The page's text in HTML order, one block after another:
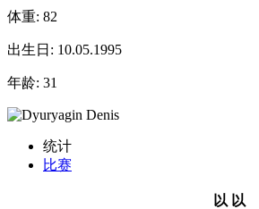
体重: 82
出生日: 10.05.1995
年龄: 31
统计
比赛
以 以